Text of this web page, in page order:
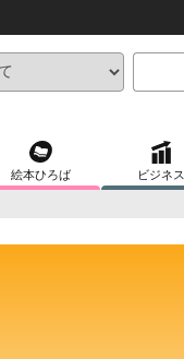
絵本ひろば ビジネス